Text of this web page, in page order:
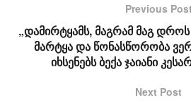
Previous Post
„და­მირ­ტყამს, მაგ­რამ მაგ
მარ­ტყა და წო­ნას­წო­რო­ბა
იხსენებს ბექა ჯაიანი
Next Post